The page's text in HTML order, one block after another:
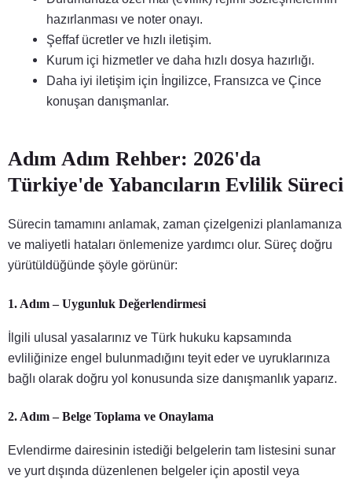
hazırlanması ve noter onayı.
Şeffaf ücretler ve hızlı iletişim.
Kurum içi hizmetler ve daha hızlı dosya hazırlığı.
Daha iyi iletişim için İngilizce, Fransızca ve Çince
konuşan danışmanlar.
Adım Adım Rehber: 2026'da
Türkiye'de Yabancıların Evlilik Süreci
Sürecin tamamını anlamak, zaman çizelgenizi planlamanıza
ve maliyetli hataları önlemenize yardımcı olur. Süreç doğru
yürütüldüğünde şöyle görünür:
1. Adım – Uygunluk Değerlendirmesi
İlgili ulusal yasalarınız ve Türk hukuku kapsamında
evliliğinize engel bulunmadığını teyit eder ve uyruklarınıza
bağlı olarak doğru yol konusunda size danışmanlık yaparız.
2. Adım – Belge Toplama ve Onaylama
Evlendirme dairesinin istediği belgelerin tam listesini sunar
ve yurt dışında düzenlenen belgeler için apostil veya